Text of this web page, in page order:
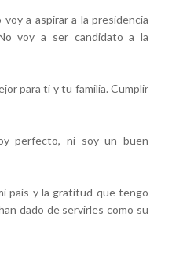
a aspirar a la presidencia
voy a ser candidato a la
para ti y tu familia. Cumplir
perfecto, ni soy un buen
país y la gratitud que tengo
dado de servirles como su